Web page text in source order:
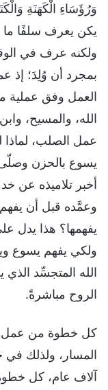
وَرُؤَسَاءِ الْكَهَنَةِ
يكن يعرف سلفًا ما
ولكنه عرف في
بمجرد أن وُلِدَ؛ إذ
العمل وفق عملية
الله، والمسيح،
عمل الصلب، لماذا
يسوع بالحزن
أخبر تلاميذه عن
وعمَّده قبل أن يفهم
يفهمها؟ هذا يدل
ولكي يفهم يسوع
الله المتجسِّد
الروح مباشرةً.
كل خطوة من عمل
المسار، ولذلك في
آلاف عام، كل